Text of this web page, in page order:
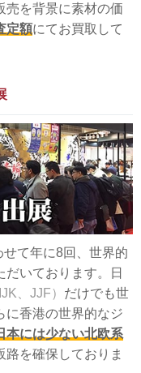
売を背景に素材の価
定額にてお買取して
て年に8回、世界的
いております。日
、JJF） だけでも世
に香港の世界的なジ
本には少ない北欧系
を確保しておりま